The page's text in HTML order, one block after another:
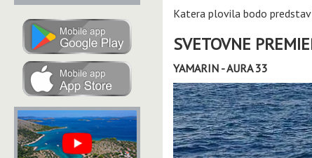
Katera plovila bodo
SVETOVNE
YAMARIN - AURA 33